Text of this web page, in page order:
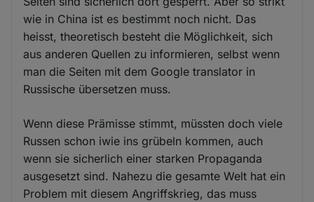
wie in China ist es bestimmt noch nicht. Das
heisst, theoretisch besteht die Möglichkeit, sich
aus anderen Quellen zu informieren, selbst wenn
man die Seiten mit dem Google translator in
Russische übersetzen muss.
Wenn diese Prämisse stimmt, müssten doch viele
Russen schon iwie ins grübeln kommen, auch
wenn sie sicherlich einer starken Propaganda
ausgesetzt sind. Nahezu die gesamte Welt hat ein
Problem mit diesem Angriffskrieg, das muss